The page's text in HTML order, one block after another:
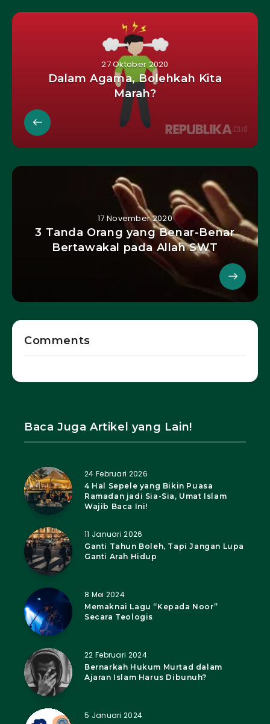
27 Oktober 2020
Dalam Agama, Bolehkah Kita
Marah?
17 November 2020
3 Tanda Orang yang Benar-Benar
Bertawakal pada Allah SWT
Comments
Baca Juga Artikel yang Lain!
24 Februari 2026
4 Hal Sepele yang Bikin Puasa
Ramadan jadi Sia-Sia, Umat Islam
Wajib Baca Ini!
11 Januari 2026
Ganti Tahun Boleh, Tapi Jangan Lupa
Ganti Arah Hidup
8 Mei 2024
Memaknai Lagu “Kepada Noor”
Secara Teologis
22 Februari 2024
Bernarkah Hukum Murtad dalam
Ajaran Islam Harus Dibunuh?
5 Januari 2024